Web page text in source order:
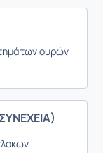
ουρών